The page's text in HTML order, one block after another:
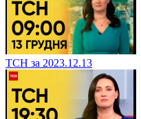
ТСН за 2023.12.13